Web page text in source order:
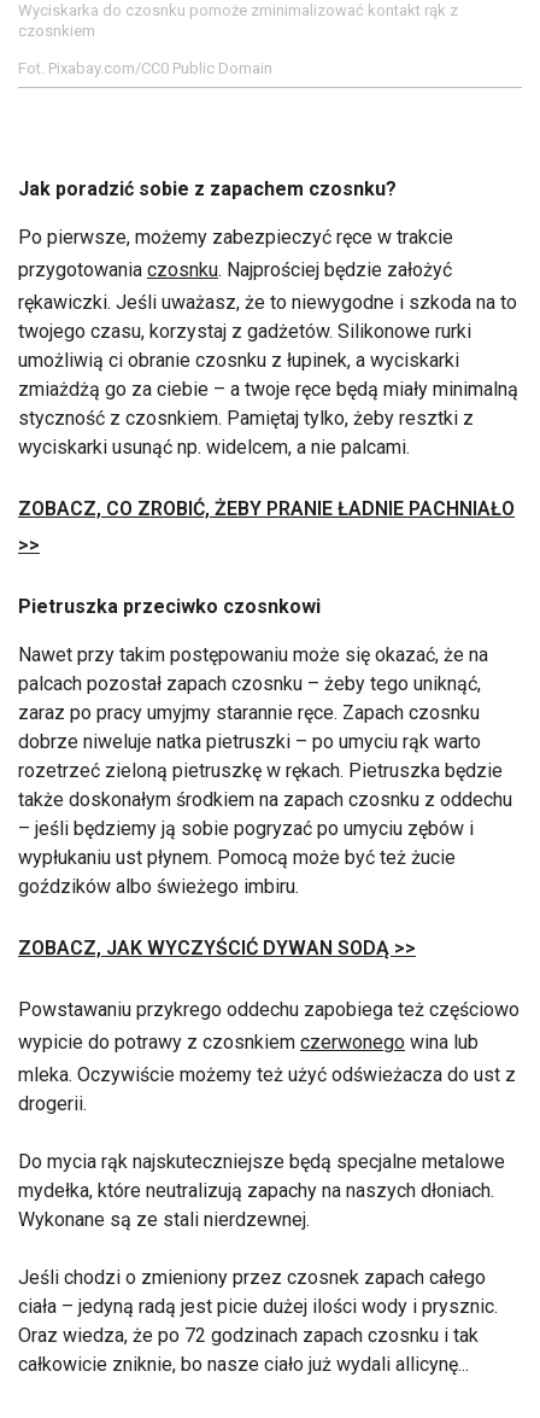
Wyciskarka do czosnku pomoże zminimalizować kontakt rąk z
czosnkiem
Fot. Pixabay.com/CC0 Public Domain
Jak poradzić sobie z zapachem czosnku?
Po pierwsze, możemy zabezpieczyć ręce w trakcie
przygotowania czosnku. Najprościej będzie założyć
rękawiczki. Jeśli uważasz, że to niewygodne i szkoda na to
twojego czasu, korzystaj z gadżetów. Silikonowe rurki
umożliwią ci obranie czosnku z łupinek, a wyciskarki
zmiażdżą go za ciebie – a twoje ręce będą miały minimalną
styczność z czosnkiem. Pamiętaj tylko, żeby resztki z
wyciskarki usunąć np. widelcem, a nie palcami.
ZOBACZ, CO ZROBIĆ, ŻEBY PRANIE ŁADNIE PACHNIAŁO
>>
Pietruszka przeciwko czosnkowi
Nawet przy takim postępowaniu może się okazać, że na
palcach pozostał zapach czosnku – żeby tego uniknąć,
zaraz po pracy umyjmy starannie ręce. Zapach czosnku
dobrze niweluje natka pietruszki – po umyciu rąk warto
rozetrzeć zieloną pietruszkę w rękach. Pietruszka będzie
także doskonałym środkiem na zapach czosnku z oddechu
– jeśli będziemy ją sobie pogryzać po umyciu zębów i
wypłukaniu ust płynem. Pomocą może być też żucie
goździków albo świeżego imbiru.
ZOBACZ, JAK WYCZYŚCIĆ DYWAN SODĄ >>
Powstawaniu przykrego oddechu zapobiega też częściowo
wypicie do potrawy z czosnkiem czerwonego wina lub
mleka. Oczywiście możemy też użyć odświeżacza do ust z
drogerii.
Do mycia rąk najskuteczniejsze będą specjalne metalowe
mydełka, które neutralizują zapachy na naszych dłoniach.
Wykonane są ze stali nierdzewnej.
Jeśli chodzi o zmieniony przez czosnek zapach całego
ciała – jedyną radą jest picie dużej ilości wody i prysznic.
Oraz wiedza, że po 72 godzinach zapach czosnku i tak
całkowicie zniknie, bo nasze ciało już wydali allicynę...